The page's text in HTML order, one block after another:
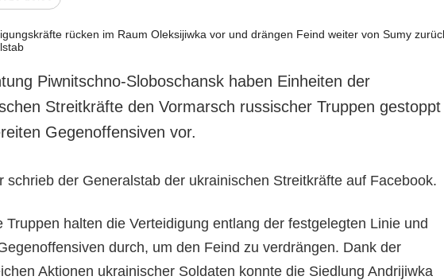
Piwnitschno-Sloboschansk haben Einheiten der
Streitkräfte den Vormarsch russischer Truppen gestoppt
Gegenoffensiven vor.
schrieb der Generalstab der ukrainischen Streitkräfte auf Facebook.
Truppen halten die Verteidigung entlang der festgelegten Linie und
durch, um den Feind zu verdrängen. Dank der
Aktionen ukrainischer Soldaten konnte die Siedlung Andrijiwka